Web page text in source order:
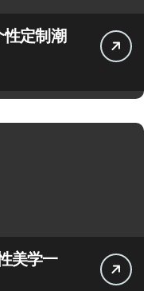
定制潮
美学一